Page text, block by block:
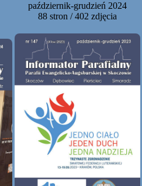
październik-grudzień 2024
88 stron / 402 zdjęcia